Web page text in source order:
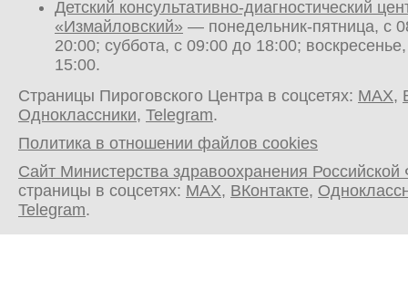
Детский консультативно-диагностический
«Измайловский» — понедельник-пятница, с
20:00; суббота, с 09:00 до 18:00;
15:00.
Страницы Пироговского Центра в соцсетях: MAX,
Одноклассники, Telegram.
Политика в отношении файлов cookies
Сайт Министерства здравоохранения
страницы в соцсетях: MAX, ВКонтакте,
Telegram.